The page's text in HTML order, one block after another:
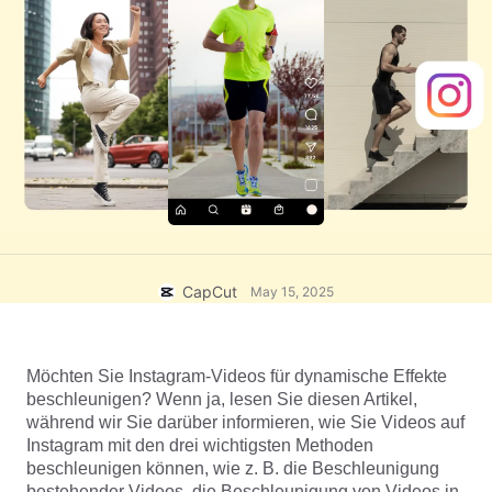
Text und Audio
Automatische Untertitel
Untertitelvorlagen
Spracherkennung
Benutzerdefinierte Stimmen
Rauschen reduzieren
Bild
Marketing
Lifestyle und Vlogs
Benutzerdefiniertes Design
Mehr
Top-Auswahl
Vorlagen für Trends und Tipps
Mehr
Branchenvorlagen
Rückblick-Vorlagen
Vertrauenszentrum
Hilfezentrum
Newsroom
Über die CapCut-Nutzungsbedingungen
Dreamina Seedance 2.0 Launch
CapCut öffnen
CapCut May 15, 2025
Möchten Sie Instagram-Videos für dynamische Effekte
beschleunigen? Wenn ja, lesen Sie diesen Artikel,
während wir Sie darüber informieren, wie Sie Videos auf
Instagram mit den drei wichtigsten Methoden
beschleunigen können, wie z. B. die Beschleunigung